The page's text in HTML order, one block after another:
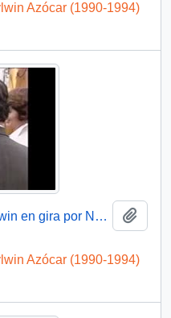
Azócar (1990-1994)
Imágenes del Presidente Aylwin en gira por Nueva Zelanda: video
Azócar (1990-1994)